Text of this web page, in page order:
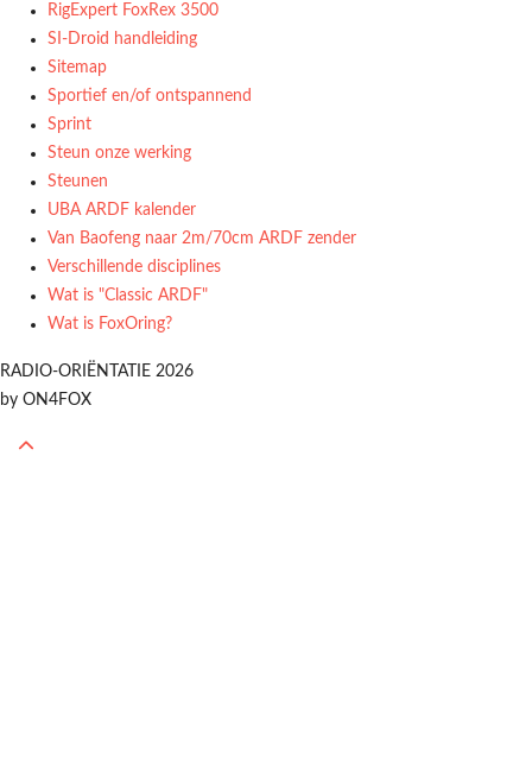
RigExpert FoxRex 3500
SI-Droid handleiding
Sitemap
Sportief en/of ontspannend
Sprint
Steun onze werking
Steunen
UBA ARDF kalender
Van Baofeng naar 2m/70cm ARDF zender
Verschillende disciplines
Wat is "Classic ARDF"
Wat is FoxOring?
RADIO-ORIËNTATIE 2026
by ON4FOX